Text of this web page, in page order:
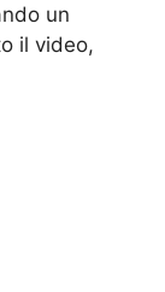
un
il video,